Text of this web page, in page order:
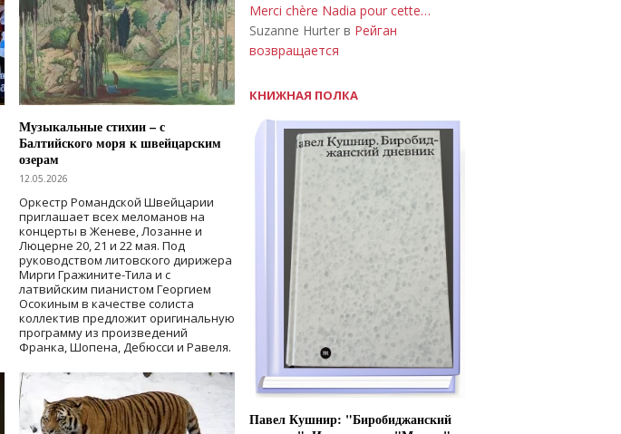
Музыкальные стихии – с
Балтийского моря к швейцарским
озерам
12.05.2026
Оркестр Романдской Швейцарии
приглашает всех меломанов на
концерты в Женеве, Лозанне и
Люцерне 20, 21 и 22 мая. Под
руководством литовского дирижера
Мирги Гражините-Тила и с
латвийским пианистом Георгием
Осокиным в качестве солиста
коллектив предложит оригинальную
программу из произведений
Франка, Шопена, Дебюсси и Равеля.
Merci chère Nadia pour cette…
Suzanne Hurter в Рейган
возвращается
КНИЖНАЯ ПОЛКА
Павел Кушнир: "Биробиджанский